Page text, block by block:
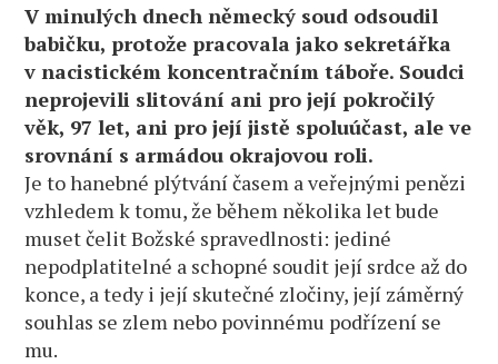
V minulých dnech německý soud odsoudil
babičku, protože pracovala jako sekretářka
v nacistickém koncentračním táboře. Soudci
neprojevili slitování ani pro její pokročilý
věk, 97 let, ani pro její jistě spoluúčast, ale ve
srovnání s armádou okrajovou roli.
Je to hanebné plýtvání časem a veřejnými penězi
vzhledem k tomu, že během několika let bude
muset čelit Božské spravedlnosti: jediné
nepodplatitelné a schopné soudit její srdce až do
konce, a tedy i její skutečné zločiny, její záměrný
souhlas se zlem nebo povinnému podřízení se
mu.